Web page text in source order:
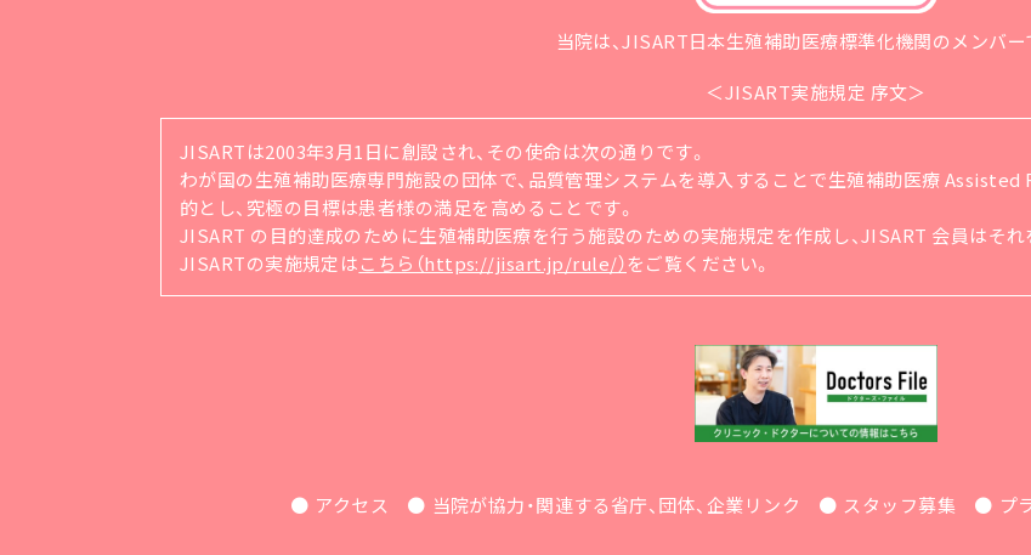
当院は、JISART日本生殖補助医療標準化機関のメンバー
＜JISART実施規定 序文＞
JISARTは2003年3月1日に創設され、その使命は次の通りです。
わが国の生殖補助医療専門施設の団体で、品質管理システムを導入することで生殖補助医療
的とし、究極の目標は患者様の満足を高めることです。
JISART の目的達成のために生殖補助医療を行う施設のための実施規定を作成し、JISART 会員はそ
JISARTの実施規定はこちら（https://jisart.jp/rule/）をご覧ください。
アクセス 当院が協力・関連する省庁、団体、企業リンク スタッフ募集 プ